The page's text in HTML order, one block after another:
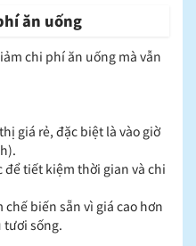
ăn uống
chi phí ăn uống mà vẫn
giá rẻ, đặc biệt là vào giờ
tiết kiệm thời gian và chi
biến sẵn vì giá cao hơn
tươi sống.